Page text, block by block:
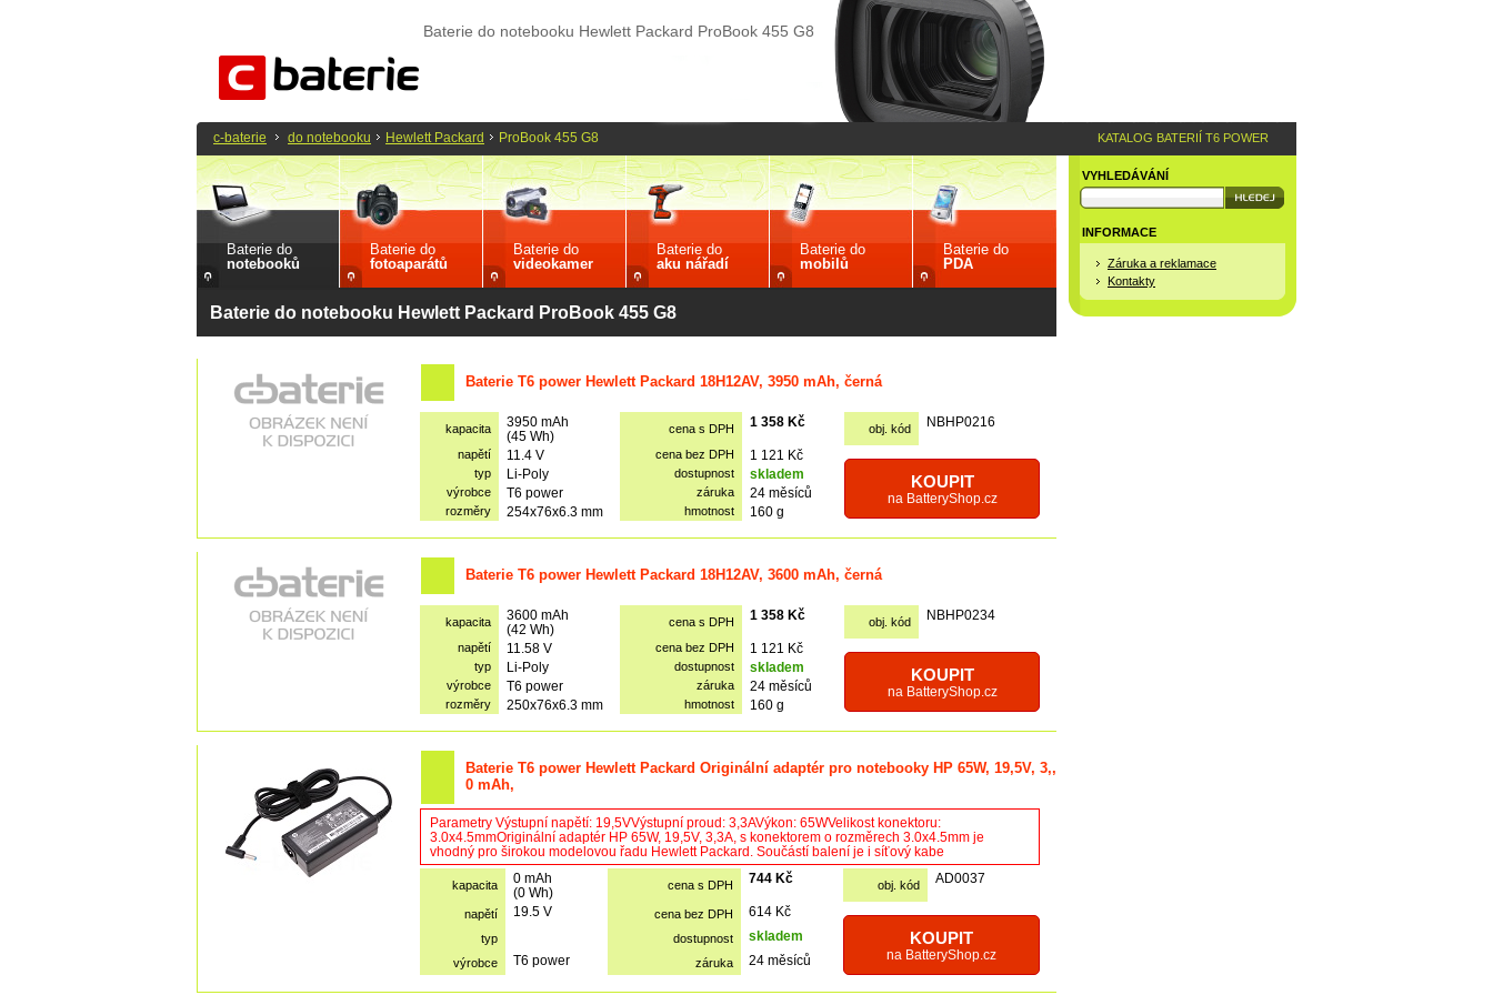
Baterie do notebooku Hewlett Packard ProBook 455 G8
Baterie do
notebooků
Baterie do
fotoaparátů
Baterie do
videokamer
Baterie do
aku nářadí
Baterie do
mobilů
Baterie do
PDA
Baterie do notebooku Hewlett Packard ProBook 455 G8
Baterie T6 power Hewlett Packard 18H12AV, 3950 mAh, černá
kapacita
3950 mAh
(45 Wh)
cena s DPH 1 358 Kč obj. kód NBHP0216
napětí 11.4 V cena bez DPH 1 121 Kč
KOUPIT
na BatteryShop.cz
typ Li-Poly dostupnost skladem
výrobce T6 power záruka 24 měsíců
rozměry 254x76x6.3 mm hmotnost 160 g
Baterie T6 power Hewlett Packard 18H12AV, 3600 mAh, černá
kapacita
3600 mAh
(42 Wh)
cena s DPH 1 358 Kč obj. kód NBHP0234
napětí 11.58 V cena bez DPH 1 121 Kč
KOUPIT
na BatteryShop.cz
typ Li-Poly dostupnost skladem
výrobce T6 power záruka 24 měsíců
rozměry 250x76x6.3 mm hmotnost 160 g
Baterie T6 power Hewlett Packard Originální adaptér pro notebooky HP 65W, 19,5V, 3,,
0 mAh,
Parametry Výstupní napětí: 19,5VVýstupní proud: 3,3AVýkon: 65WVelikost konektoru:
3.0x4.5mmOriginální adaptér HP 65W, 19,5V, 3,3A, s konektorem o rozměrech 3.0x4.5mm je
vhodný pro širokou modelovou řadu Hewlett Packard. Součástí balení je i síťový kabe
kapacita
0 mAh
(0 Wh)
cena s DPH 744 Kč obj. kód AD0037
napětí 19.5 V cena bez DPH 614 Kč
KOUPIT
na BatteryShop.cz
typ dostupnost skladem
výrobce T6 power záruka 24 měsíců
VYHLEDÁVÁNÍ
INFORMACE
Záruka a reklamace
Kontakty
c-baterie do notebooku Hewlett Packard ProBook 455 G8 KATALOG BATERIÍ T6 POWER